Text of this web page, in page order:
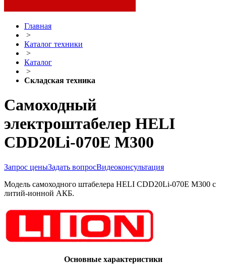
Главная
>
Каталог техники
>
Каталог
>
Складская техника
Самоходный
электроштабелер HELI
CDD20Li-070E M300
Запрос ценыЗадать вопросВидеоконсультация
Модель самоходного штабелера HELI CDD20Li-070E M300 с
литий-ионной АКБ.
Основные характеристики